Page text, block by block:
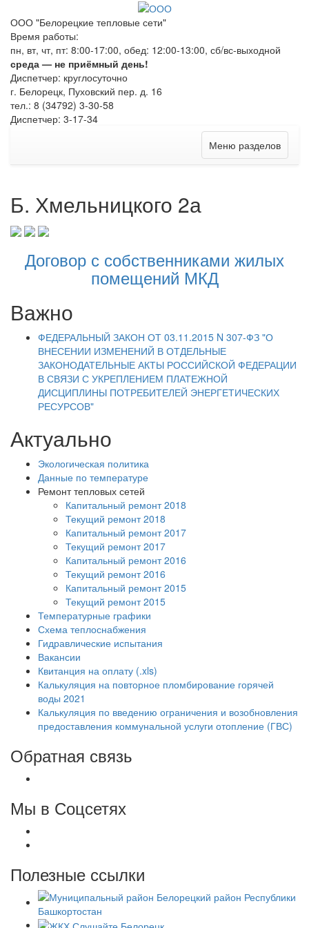
ООО "Белорецкие тепловые сети"
Время работы:
пн, вт, чт, пт: 8:00-17:00, обед: 12:00-13:00, сб/вс-выходной
среда — не приёмный день!
Диспетчер: круглосуточно
г. Белорецк, Пуховский пер. д. 16
тел.: 8 (34792) 3-30-58
Диспетчер: 3-17-34
Меню разделов
Б. Хмельницкого 2а
Договор с собственниками жилых
помещений МКД
Важно
ФЕДЕРАЛЬНЫЙ ЗАКОН ОТ 03.11.2015 N 307-ФЗ "О
ВНЕСЕНИИ ИЗМЕНЕНИЙ В ОТДЕЛЬНЫЕ
ЗАКОНОДАТЕЛЬНЫЕ АКТЫ РОССИЙСКОЙ ФЕДЕРАЦИИ
В СВЯЗИ С УКРЕПЛЕНИЕМ ПЛАТЕЖНОЙ
ДИСЦИПЛИНЫ ПОТРЕБИТЕЛЕЙ ЭНЕРГЕТИЧЕСКИХ
РЕСУРСОВ"
Актуально
Экологическая политика
Данные по температуре
Ремонт тепловых сетей
Капитальный ремонт 2018
Текущий ремонт 2018
Капитальный ремонт 2017
Текущий ремонт 2017
Капитальный ремонт 2016
Текущий ремонт 2016
Капитальный ремонт 2015
Текущий ремонт 2015
Температурные графики
Схема теплоснабжения
Гидравлические испытания
Вакансии
Квитанция на оплату (.xls)
Калькуляция на повторное пломбирование горячей
воды 2021
Калькуляция по введению ограничения и возобновления
предоставления коммунальной услуги отопление (ГВС)
Обратная связь
Мы в Соцсетях
Полезные ссылки